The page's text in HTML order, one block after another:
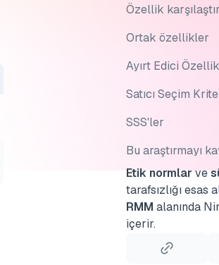
Özellik
Ortak özellikler
Ayırt Edici
Satıcı Seçim
SSS'ler
Bu araştırmayı
Etik normlar ve
tarafsızlığı esas
RMM alanında
içerir.